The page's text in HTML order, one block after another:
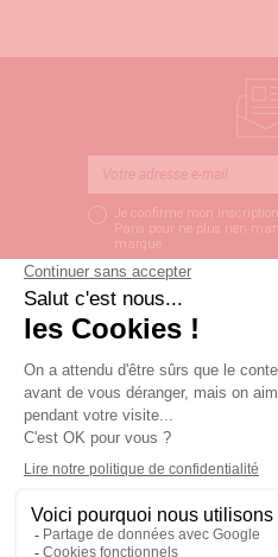
Je confirme mon
Paris pour ne plus rien
marque
LIVRAISON SOUS 3
PAIEMENT